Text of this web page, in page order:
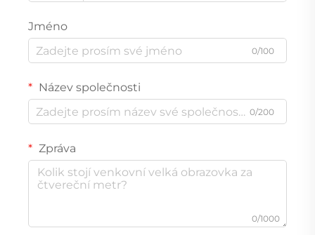
Jméno
0/100
Název společnosti
0/200
Zpráva
0/1000